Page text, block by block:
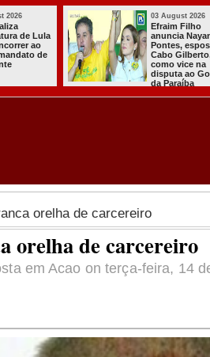
2026
do
na
31 July 2026
A CARRETA
AGORA TEM
CHEGOU À
ITABAIANA
orelha de carcereiro
orelha de carcereiro
em Acao on terça-feira, 14